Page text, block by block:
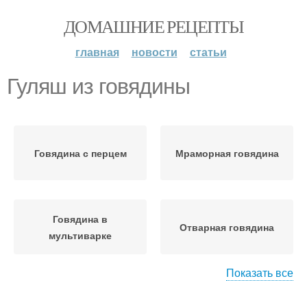
ДОМАШНИЕ РЕЦЕПТЫ
главная новости статьи
Гуляш из говядины
Говядина с перцем Мраморная говядина
Говядина в
мультиварке
Отварная говядина
Показать все